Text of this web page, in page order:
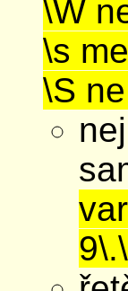
\W
\s
\S